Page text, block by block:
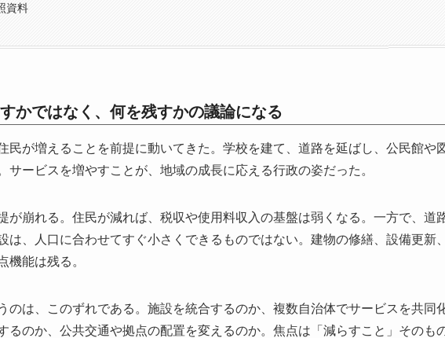
資料
かではなく、何を残すかの議論になる
民が増えることを前提に動いてきた。学校を建て、道路を延ばし、公民館や
サービスを増やすことが、地域の成長に応える行政の姿だった。
が崩れる。住民が減れば、税収や使用料収入の基盤は弱くなる。一方で、道
は、人口に合わせてすぐ小さくできるものではない。建物の修繕、設備更新
機能は残る。
のは、このずれである。施設を統合するのか、複数自治体でサービスを共同
るのか、公共交通や拠点の配置を変えるのか。焦点は「減らすこと」そのも